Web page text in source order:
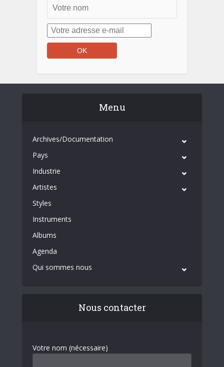
Menu
Archives/Documentation
Pays
Industrie
Artistes
Styles
Instruments
Albums
Agenda
Qui sommes nous
Nous contacter
Votre nom (nécessaire)